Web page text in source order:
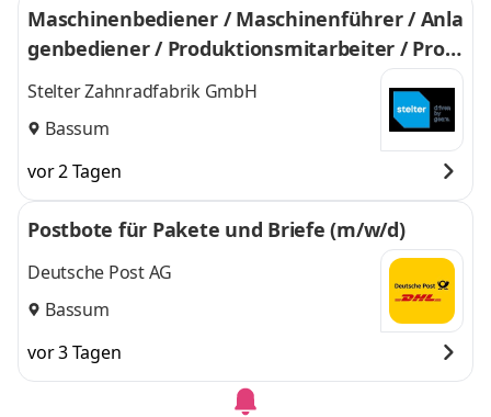
Maschinenbediener / Maschinenführer / Anla
genbediener / Produktionsmitarbeiter / Prod
uktionshelfer (m/w/d) – CNC-Fertigung | Que
Stelter Zahnradfabrik GmbH
Bassum
vor 2 Tagen
Postbote für Pakete und Briefe (m/w/d)
Deutsche Post AG
Bassum
vor 3 Tagen